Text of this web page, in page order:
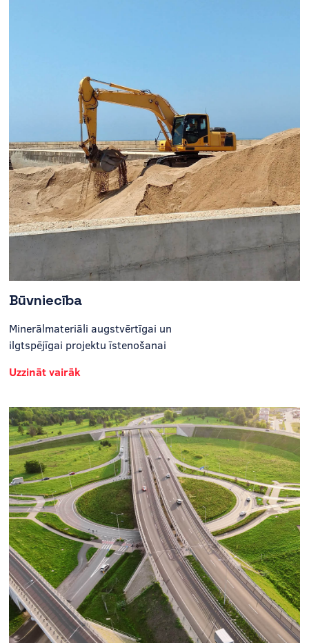
Būvniecība
Minerālmateriāli augstvērtīgai un
ilgtspējīgai projektu īstenošanai
Uzzināt vairāk